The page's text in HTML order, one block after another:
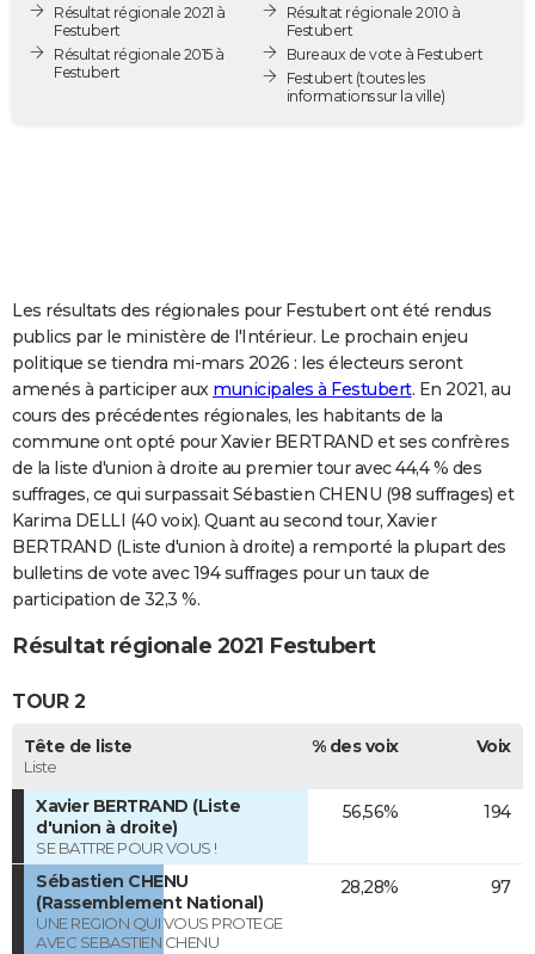
Destinations
City break
Voyage nature
Voyage de noces
Forum
PHOTO
GUIDES D'ACHAT
COPAINS D'AVANT
S'inscrire
Se connecter
Lycées
Collèges
Primaires
Universités
Entreprises
Service militaire
Avis de recherche
AVIS DE DÉCÈS
FORUM
Bricolage
Lifestyle
Culture
Sport
Auto
Television
Voyage
Cinema
Résultat régionale 2021 à
Festubert
Résultat régionale 2015 à
Festubert
Résultat régionale 2010 à
Festubert
Bureaux de vote à Festubert
Festubert (toutes les
informations sur la ville)
Les résultats des régionales pour Festubert ont été rendus
publics par le ministère de l'Intérieur. Le prochain enjeu
politique se tiendra mi-mars 2026 : les électeurs seront
amenés à participer aux municipales à Festubert. En 2021, au
cours des précédentes régionales, les habitants de la
commune ont opté pour Xavier BERTRAND et ses confrères
de la liste d'union à droite au premier tour avec 44,4 % des
suffrages, ce qui surpassait Sébastien CHENU (98 suffrages) et
Karima DELLI (40 voix). Quant au second tour, Xavier
BERTRAND (Liste d'union à droite) a remporté la plupart des
bulletins de vote avec 194 suffrages pour un taux de
participation de 32,3 %.
Résultat régionale 2021 Festubert
TOUR 2
Tête de liste
Liste
% des voix Voix
Xavier BERTRAND (Liste
d'union à droite)
SE BATTRE POUR VOUS !
56,56% 194
Sébastien CHENU
(Rassemblement National)
UNE REGION QUI VOUS PROTEGE
AVEC SEBASTIEN CHENU
28,28% 97